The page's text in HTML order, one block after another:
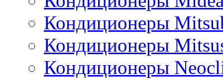
Кондиционеры
Кондиционеры
Кондиционеры